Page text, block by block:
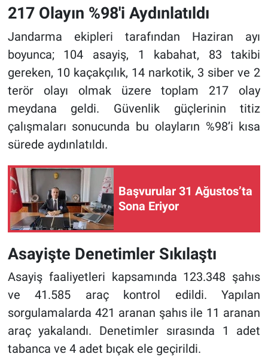
217 Olayın %98'i Aydınlatıldı
Jandarma ekipleri tarafından Haziran ayı
boyunca; 104 asayiş, 1 kabahat, 83 takibi
gereken, 10 kaçakçılık, 14 narkotik, 3 siber ve 2
terör olayı olmak üzere toplam 217 olay
meydana geldi. Güvenlik güçlerinin titiz
çalışmaları sonucunda bu olayların %98’i kısa
sürede aydınlatıldı.
Başvurular 31 Ağustos’ta
Sona Eriyor
Asayişte Denetimler Sıkılaştı
Asayiş faaliyetleri kapsamında 123.348 şahıs
ve 41.585 araç kontrol edildi. Yapılan
sorgulamalarda 421 aranan şahıs ile 11 aranan
araç yakalandı. Denetimler sırasında 1 adet
tabanca ve 4 adet bıçak ele geçirildi.